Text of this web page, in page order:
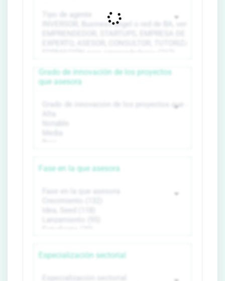
Grado de innovación de los proyectos
que asesora
Fase en la que asesora
Especialización sectorial